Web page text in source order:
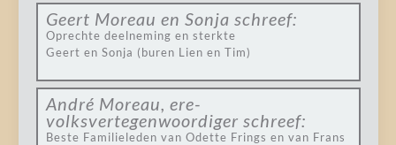
Geert Moreau en Sonja schreef:
Oprechte deelneming en sterkte
Geert en Sonja (buren Lien en Tim)
André Moreau, ere-
volksvertegenwoordiger schreef:
Beste Familieleden van Odette Frings en van Frans